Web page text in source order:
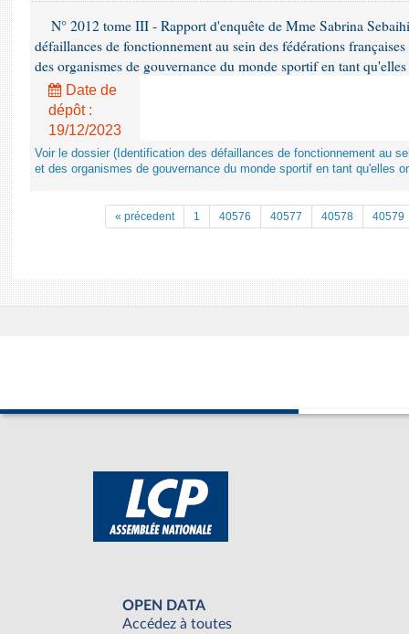
N° 2012 tome III - Rapport d'enquête de Mme Sabrina
défaillances de fonctionnement au sein des fédérations
des organismes de gouvernance du monde sportif en tant
Date de
dépôt :
19/12/2023
Voir le dossier (Identification des défaillances de fonctionnement au
et des organismes de gouvernance du monde sportif en tant qu'elles
« précedent 1 40576 40577 40578 40579
OPEN DATA
Accédez à toutes